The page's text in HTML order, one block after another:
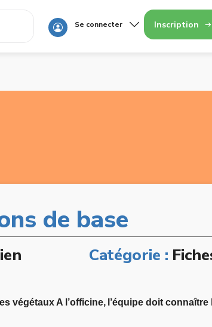
Se connecter Inscription
de base
Catégorie :
végétaux A l’officine, l’équipe doit